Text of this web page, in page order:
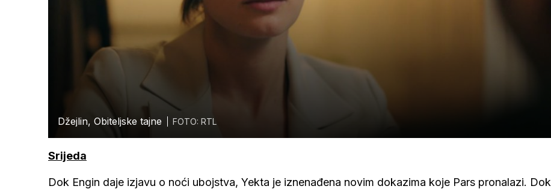
Džejlin, Obiteljske tajne FOTO: RTL
Srijeda
Dok Engin daje izjavu o noći ubojstva, Yekta je iznenađena novim dokazima koje Pars pronalazi. Dok